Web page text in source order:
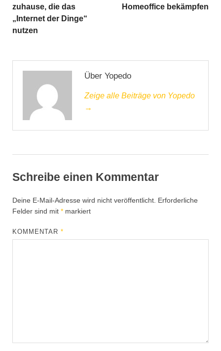
zuhause, die das
„Internet der Dinge“
nutzen
Homeoffice bekämpfen
Über Yopedo
Zeige alle Beiträge von Yopedo
→
Schreibe einen Kommentar
Deine E-Mail-Adresse wird nicht veröffentlicht. Erforderliche
Felder sind mit * markiert
KOMMENTAR*